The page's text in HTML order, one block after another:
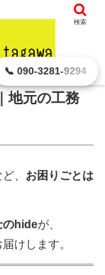
地元の工務
、 お困りごとは
のhideが、
けします。
検索
📞 090-3281-9294